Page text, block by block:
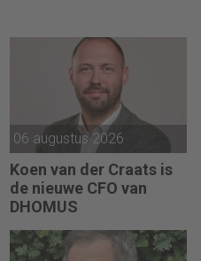
06 augustus 2026
Koen van der Craats is
de nieuwe CFO van
DHOMUS